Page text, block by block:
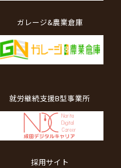
ガレージ&農業倉庫
就労継続支援B型事業所
採用サイト